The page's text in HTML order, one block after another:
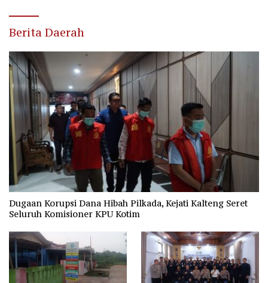
Berita Daerah
Dugaan Korupsi Dana Hibah Pilkada, Kejati Kalteng Seret
Seluruh Komisioner KPU Kotim